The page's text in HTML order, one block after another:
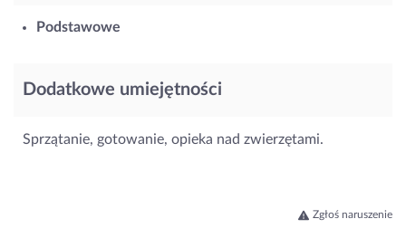
Podstawowe
Dodatkowe umiejętności
Sprzątanie, gotowanie, opieka nad zwierzętami.
Zgłoś naruszenie